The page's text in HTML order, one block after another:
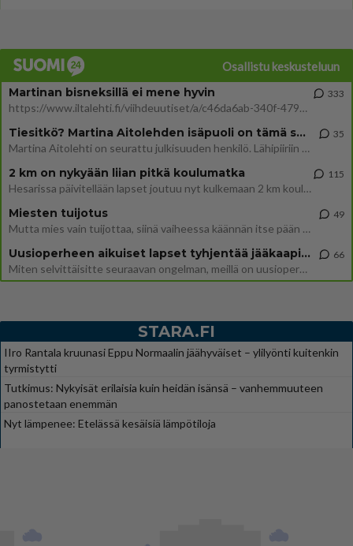
Osallistu keskusteluun
Martinan bisneksillä ei mene hyvin
https://www.iltalehti.fi/viihdeuutiset/a/c46da6ab-340f-4790-aaa7-0865eed2336 Yrityksen konkurssihakemus on tullut kärä
333
Tiesitkö? Martina Aitolehden isäpuoli on tämä suosittu laulaja
Martina Aitolehti on seurattu julkisuuden henkilö. Lähipiiriin mahtuu muitakin tunnettuja henkilöitä. Tiesitkö, että Ma
35
2 km on nykyään liian pitkä koulumatka
Hesarissa päivitellään lapset joutuu nyt kulkemaan 2 km kouluun jösses. Ruostefillarilla tuo matka menee vaikka miten äk
115
Miesten tuijotus
Mutta mies vain tuijottaa, siinä vaiheessa käännän itse pään pois. Mikä juttu? Yleensä jos joku tuijottaa tai katsoo, hä
49
Uusioperheen aikuiset lapset tyhjentää jääkaapin käydessään
Miten selvittäisitte seuraavan ongelman, meillä on uusioperhe, minulla teini-ikäiset lapset ja puolisolla aikuiset, jotk
66
STARA.FI
IIro Rantala kruunasi Eppu Normaalin jäähyväiset – ylilyönti kuitenkin
tyrmistytti
Tutkimus: Nykyisät erilaisia kuin heidän isänsä – vanhemmuuteen
panostetaan enemmän
Nyt lämpenee: Etelässä kesäisiä lämpötiloja